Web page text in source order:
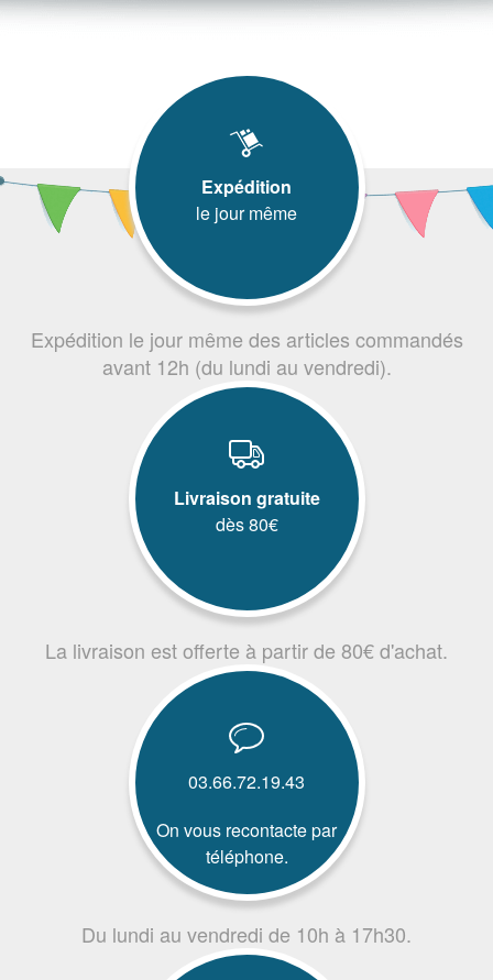
Expédition
le jour même
Expédition le jour même des articles commandés
avant 12h (du lundi au vendredi).
Livraison gratuite
dès 80€
La livraison est offerte à partir de 80€ d'achat.
03.66.72.19.43
On vous recontacte par
téléphone.
Du lundi au vendredi de 10h à 17h30.